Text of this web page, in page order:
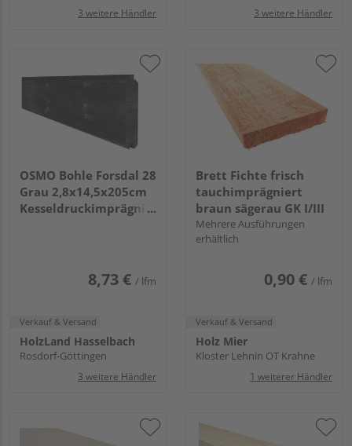
3 weitere Händler 3 weitere Händler
OSMO Bohle Forsdal 28
Grau 2,8x14,5x205cm
Kesseldruckimprägniert
8,73 € / lfm
Verkauf & Versand
HolzLand Hasselbach
Rosdorf-Göttingen
3 weitere Händler
Brett Fichte frisch
tauchimprägniert
braun sägerau GK I/III
Mehrere Ausführungen
erhältlich
0,90 € / lfm
Verkauf & Versand
Holz Mier
Kloster Lehnin OT Krahne
1 weiterer Händler